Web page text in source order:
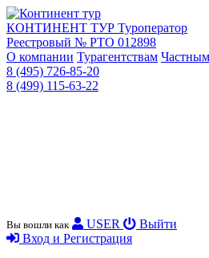
КОНТИНЕНТ ТУР Туроператор
Реестровый № РТО 012898
О компании Турагентствам
8 (495) 726-85-20
8 (499) 115-63-22
Вы вошли как USER
Выйти
Вход и Регистрация